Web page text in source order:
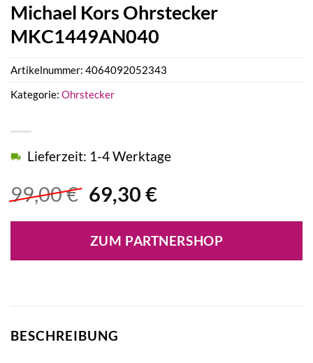
Michael Kors Ohrstecker
MKC1449AN040
99,00€ Ursprünglicher
war:
99,00 €
69,30 €Aktueller
ist:
69,30 €.
Lieferzeit: 1-4 Werktage
ZUM PARTNERSHOP
Artikelnummer: 4064092052343
Kategorie: Ohrstecker
BESCHREIBUNG